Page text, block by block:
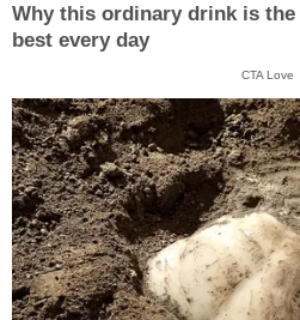
Why this ordinary drink is
best every day
CTA Love